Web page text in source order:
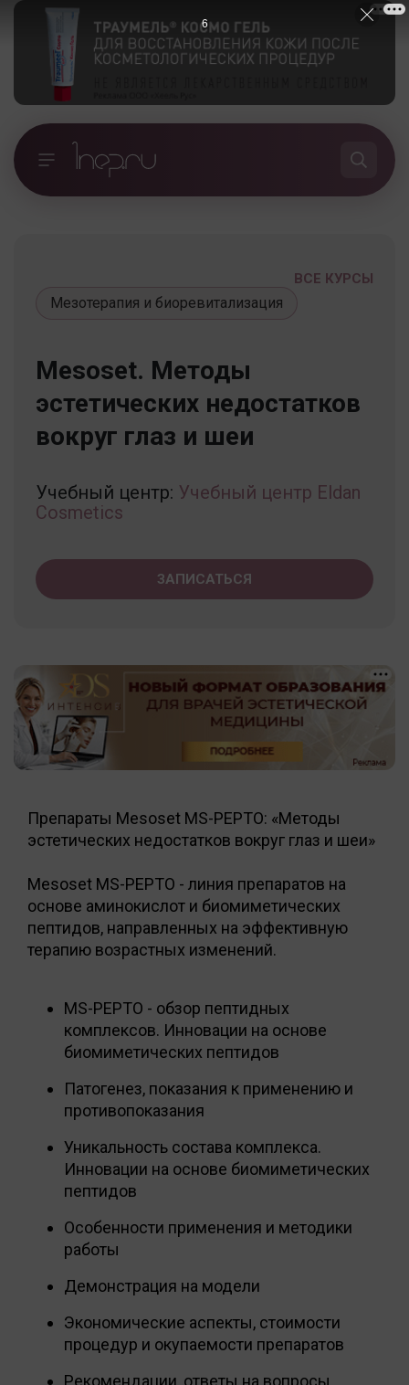
ВСЕ КУРСЫ
Мезотерапия и биоревитализация
Mesoset. Методы
эстетических недостатков
вокруг глаз и шеи
Учебный центр: Учебный центр Eldan
Cosmetics
ЗАПИСАТЬСЯ
Препараты Mesoset MS-PEPTO: «Методы
эстетических недостатков вокруг глаз и шеи»
Mesoset MS-PEPTO - линия препаратов на
основе аминокислот и биомиметических
пептидов, направленных на эффективную
терапию возрастных изменений.
MS-PEPTO - обзор пептидных
комплексов. Инновации на основе
биомиметических пептидов
Патогенез, показания к применению и
противопоказания
Уникальность состава комплекса.
Инновации на основе биомиметических
пептидов
Особенности применения и методики
работы
Демонстрация на модели
Экономические аспекты, стоимости
процедур и окупаемости препаратов
Рекомендации, ответы на вопросы
5